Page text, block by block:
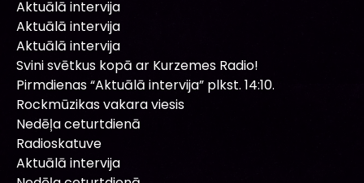
Aktuālā intervija
Aktuālā intervija
Aktuālā intervija
Svini svētkus kopā ar Kurzemes Radio!
Pirmdienas “Aktuālā intervija” plkst. 14:10.
Rockmūzikas vakara viesis
Nedēļa ceturtdienā
Radioskatuve
Aktuālā intervija